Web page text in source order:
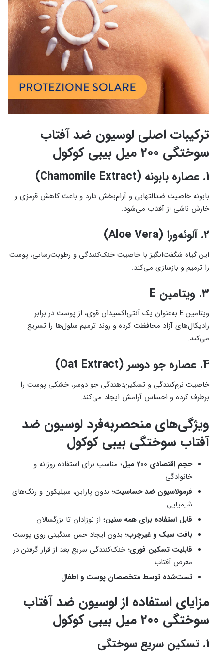
ترکیبات اصلی لوسیون ضد آفتاب
سوختگی 200 میل بیبی کوکول
1. عصاره بابونه (Chamomile Extract)
بابونه خاصیت ضدالتهابی و آرام‌بخش دارد و باعث کاهش قرمزی و
خارش ناشی از آفتاب می‌شود.
2. آلوئه‌ورا (Aloe Vera)
این گیاه شگفت‌انگیز با خاصیت خنک‌کنندگی و رطوبت‌رسانی، پوست
را ترمیم و بازسازی می‌کند.
3. ویتامین E
ویتامین E به‌عنوان یک آنتی‌اکسیدان قوی، از پوست در برابر
رادیکال‌های آزاد محافظت کرده و روند ترمیم سلول‌ها را تسریع
می‌کند.
4. عصاره جو دوسر (Oat Extract)
خاصیت نرم‌کنندگی و تسکین‌دهندگی جو دوسر، خشکی پوست را
برطرف کرده و احساس آرامش ایجاد می‌کند.
ویژگی‌های منحصربه‌فرد لوسیون ضد
آفتاب سوختگی بیبی کوکول
حجم اقتصادی 200 میل
؛ مناسب برای استفاده روزانه و
خانوادگی
فرمولاسیون ضد حساسیت؛ بدون پارابن، سیلیکون و رنگ‌های
شیمیایی
قابل استفاده برای همه سنین؛ از نوزادان تا بزرگسالان
بافت سبک و غیرچرب؛ بدون ایجاد حس سنگینی روی پوست
قابلیت تسکین فوری؛ خنک‌کنندگی سریع بعد از قرار گرفتن در
معرض آفتاب
تست‌شده توسط متخصصان پوست و اطفال
مزایای استفاده از لوسیون ضد آفتاب
سوختگی 200 میل بیبی کوکول
1. تسکین سریع سوختگی